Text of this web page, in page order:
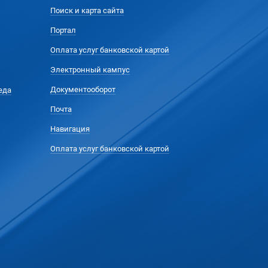
Поиск и карта сайта
Портал
Оплата услуг банковской картой
Электронный кампус
Документооборот
Почта
Навигация
Оплата услуг банковской картой